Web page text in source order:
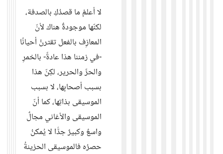
لا أعلمُ ما قصدُكِ بالصدفة،
لكنّها موجودةٌ هناك لأنّ
المعازِف بالفعل تقترنُ أحيانًا
-في زمننا هذا عادةً- بالخمرِ
والحرِّ والحرير، لكِنّ هذا
بسبب أصحابِها، لا بسبب
الموسيقى بذاتِها، كما أنّ
الموسيقى والأغاني مجالٌ
واسعٌ وكبيرٌ جدًّا لا يُمكنُ
حصرُه فالموسيقى الحزينةُ